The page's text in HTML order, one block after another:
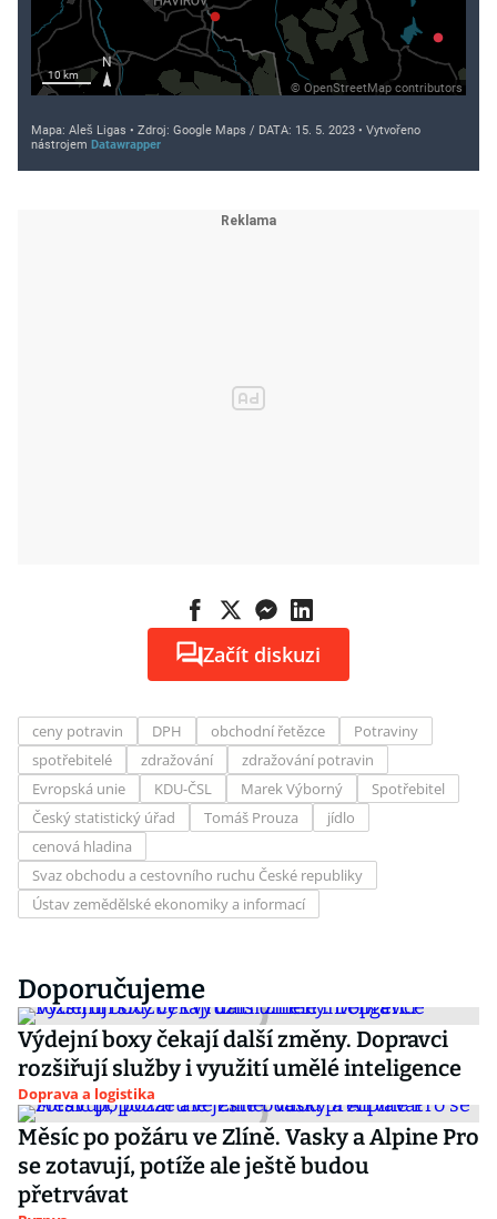
Začít diskuzi
ceny potravin DPH obchodní řetězce
Potraviny
spotřebitelé
zdražování
zdražování potravin
Evropská unie
KDU-ČSL Marek Výborný
Spotřebitel
Český statistický úřad
Tomáš Prouza
jídlo
cenová hladina
Svaz obchodu a cestovního ruchu České republiky
Ústav zemědělské ekonomiky a informací
Doporučujeme
Výdejní boxy čekají další změny. Dopravci
rozšiřují služby i využití umělé inteligence
Doprava a logistika
Měsíc po požáru ve Zlíně. Vasky a Alpine Pro
se zotavují, potíže ale ještě budou
přetrvávat